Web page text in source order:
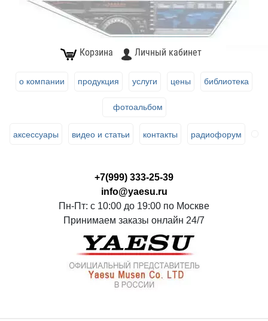
Корзина Личный кабинет
о компании продукция услуги цены библиотека
фотоальбом
аксессуары видео и статьи контакты радиофорум
+7(999) 333-25-39
info@yaesu.ru
Пн-Пт: с 10:00 до 19:00 по Москве
Принимаем заказы онлайн 24/7